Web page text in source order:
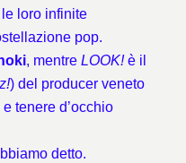
loro infinite
pop.
, mentre LOOK!è il
) del producer veneto
tenere d’occhio
detto.